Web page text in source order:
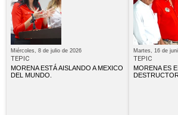
Miércoles, 8 de julio de 2026
TEPIC
MORENA ESTÁ AISLANDO A MEXICO
DEL MUNDO.
Martes, 16 de
TEPIC
MORENA ES